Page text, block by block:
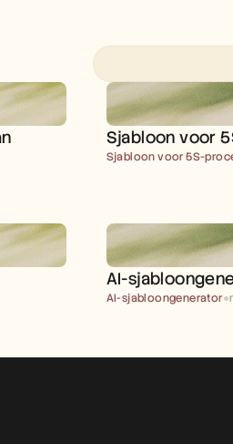
Sjabloon voor
Sjabloon voor 5S-
AI-
AI-sjabloongenerator●